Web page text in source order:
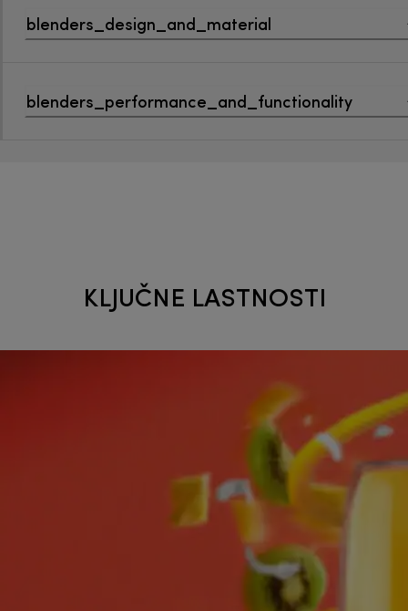
blenders_design_and_material
blenders_performance_and_functionality
KLJUČNE LASTNOSTI